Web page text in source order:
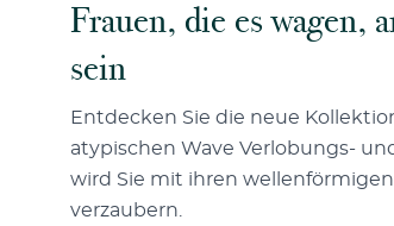
Frauen, die es wagen,
sein
Entdecken Sie die neue
atypischen Wave Verlobungs-
wird Sie mit ihren
verzaubern.